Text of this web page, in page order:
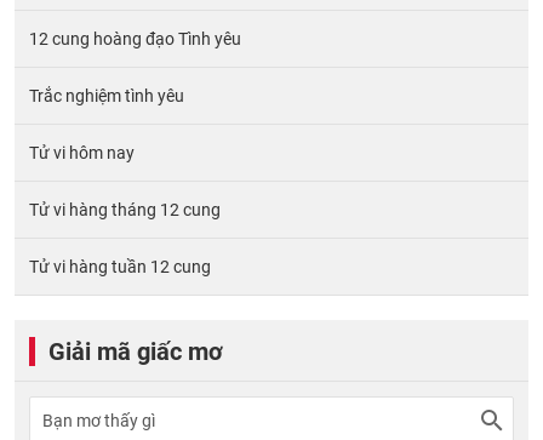
12 cung hoàng đạo Tình yêu
Trắc nghiệm tình yêu
Tử vi hôm nay
Tử vi hàng tháng 12 cung
Tử vi hàng tuần 12 cung
Giải mã giấc mơ